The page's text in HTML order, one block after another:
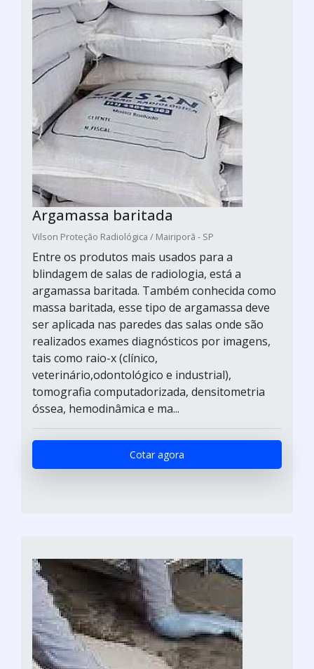
Argamassa baritada
Vilson Proteção Radiológica / Mairiporã - SP
Entre os produtos mais usados para a
blindagem de salas de radiologia, está a
argamassa baritada. Também conhecida como
massa baritada, esse tipo de argamassa deve
ser aplicada nas paredes das salas onde são
realizados exames diagnósticos por imagens,
tais como raio-x (clínico,
veterinário,odontológico e industrial),
tomografia computadorizada, densitometria
óssea, hemodinâmica e ma...
Cotar agora